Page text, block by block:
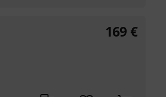
169 €